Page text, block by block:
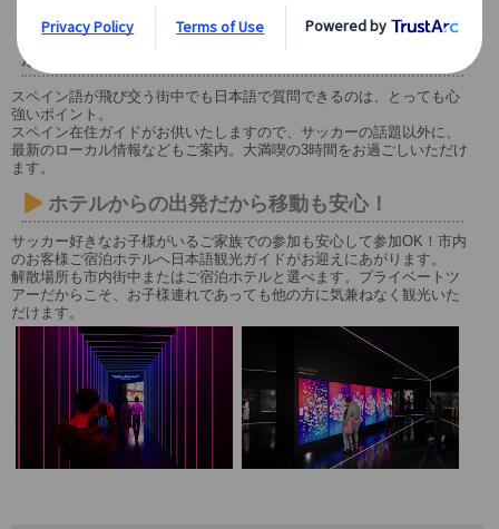
日本語で何でも相談できる！旅に役立つ情報
から現地の最新ネタまでご案内！
スペイン語が飛び交う街中でも日本語で質問できるのは、とっても心
強いポイント。
スペイン在住ガイドがお供いたしますので、サッカーの話題以外に、
最新のローカル情報などもご案内。大満喫の3時間をお過ごしいただけ
ます。
ホテルからの出発だから移動も安心！
サッカー好きなお子様がいるご家族での参加も安心して参加OK！市内
のお客様ご宿泊ホテルへ日本語観光ガイドがお迎えにあがります。
解散場所も市内街中またはご宿泊ホテルと選べます。プライベートツ
アーだからこそ、お子様連れであっても他の方に気兼ねなく観光いた
だけます。